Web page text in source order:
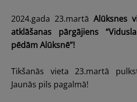
2024.gada 23.martāAlūksnes
atklāšanas pārgājiens
pēdām Alūksnē”!
Tikšanās vieta 23.martā
Jaunās pils pagalmā!